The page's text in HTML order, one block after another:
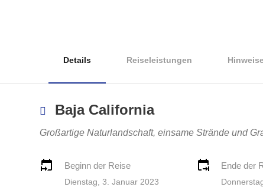
Details Reiseleistungen
Baja California
Großartige Naturlandschaft, einsame Strände und
Beginn der Reise
Dienstag, 3. Januar 2023
Ende der